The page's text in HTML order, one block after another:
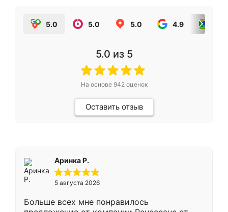
5.0 5.0 5.0 4.9
5.0 из 5
На основе 942оценок
Оставить отзыв
Аринка Р.
5 августа 2026
Больше всех мне понравилось